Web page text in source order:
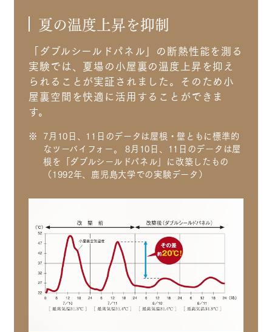
夏の温度上昇を抑制
「ダブルシールドパネル」の断熱性能を測る
実験では、夏場の小屋裏の温度上昇を抑え
られることが実証されました。そのため小
屋裏空間を快適に活用することができま
す。
※ 7月10日、11日のデータは屋根・壁ともに標準的
なツーバイフォー。 8月10日、11日のデータは屋
根を「ダブルシールドパネル」に改築したもの
（1992年、鹿児島大学での実験データ）